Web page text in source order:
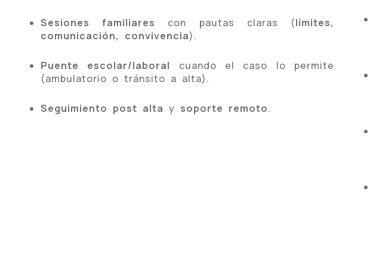
Sesiones familiares con pautas claras (límites,
comunicación, convivencia).
Puente escolar/laboral
cuando el caso lo permite
(ambulatorio o tránsito a alta).
Seguimiento post alta y soporte remoto.